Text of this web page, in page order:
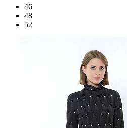
46
48
52